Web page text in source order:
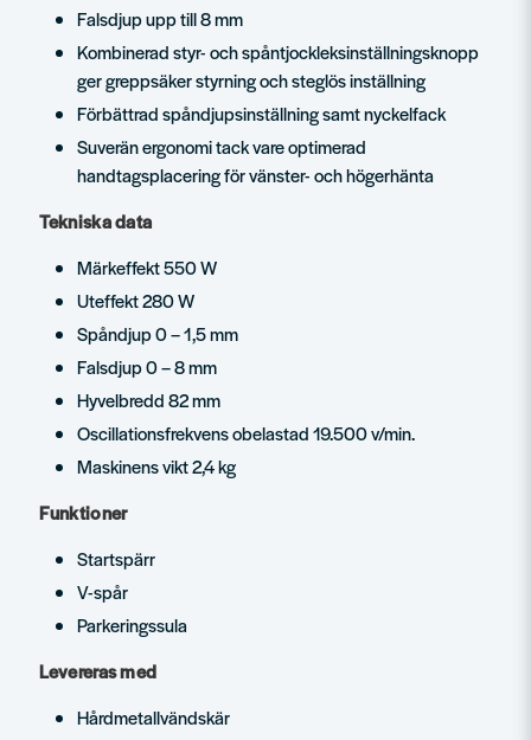
Falsdjup upp till 8 mm
Kombinerad styr- och spåntjockleksinställningsknopp
ger greppsäker styrning och steglös inställning
Förbättrad spåndjupsinställning samt nyckelfack
Suverän ergonomi tack vare optimerad
handtagsplacering för vänster- och högerhänta
Tekniska data
Märkeffekt 550 W
Uteffekt 280 W
Spåndjup 0 – 1,5 mm
Falsdjup 0 – 8 mm
Hyvelbredd 82 mm
Oscillationsfrekvens obelastad 19.500 v/min.
Maskinens vikt 2,4 kg
Funktioner
Startspärr
V-spår
Parkeringssula
Levereras med
Hårdmetallvändskär